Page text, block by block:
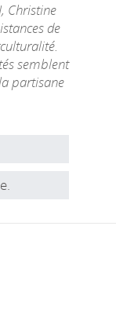
Christine
de
semblent
partisane